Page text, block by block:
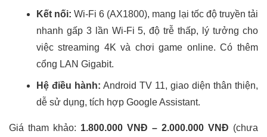
Kết nối: Wi-Fi 6 (AX1800), mang lại tốc độ truyền tải
nhanh gấp 3 lần Wi-Fi 5, độ trễ thấp, lý tưởng cho
việc streaming 4K và chơi game online. Có thêm
cổng LAN Gigabit.
Hệ điều hành: Android TV 11, giao diện thân thiện,
dễ sử dụng, tích hợp Google Assistant.
Giá tham khảo: 1.800.000 VNĐ – 2.000.000 VNĐ (chưa